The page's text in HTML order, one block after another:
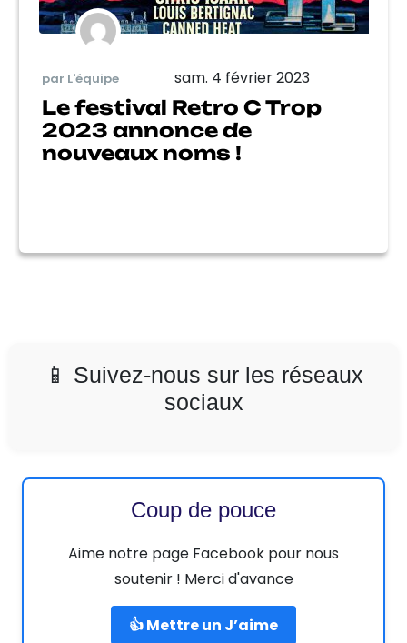
par L'équipe sam. 4 février 2023
Le festival Retro C Trop
2023 annonce de
nouveaux noms !
📱 Suivez-nous sur les réseaux
sociaux
Coup de pouce
Aime notre page Facebook pour nous
soutenir ! Merci d'avance
👍 Mettre un J’aime